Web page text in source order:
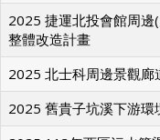
2025 桃園機場西側污水
2025 捷運北投會館周邊(
整體改造計畫
2025 北士科周邊景觀廊
2025 舊貴子坑溪下游環